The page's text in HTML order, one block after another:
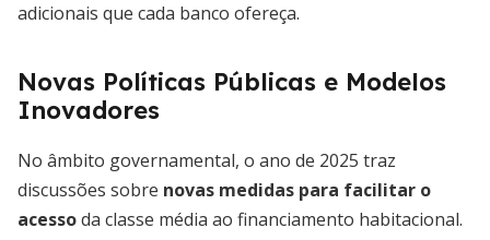
adicionais que cada banco ofereça.
Novas Políticas Públicas e Modelos
Inovadores
No âmbito governamental, o ano de 2025 traz
discussões sobre novas medidas para facilitar o
acessoda classe média ao financiamento habitacional.